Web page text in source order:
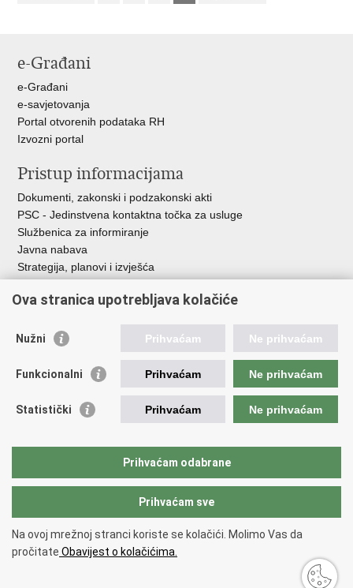
e-Građani
e-Građani
e-savjetovanja
Portal otvorenih podataka RH
Izvozni portal
Pristup informacijama
Dokumenti, zakonski i podzakonski akti
PSC - Jedinstvena kontaktna točka za usluge
Službenica za informiranje
Javna nabava
Strategija, planovi i izvješća
Korisne poveznice
Vlada RH
ASOO
CARNET
Copyright © 2026 Ministarstvo znanosti, obrazovanja i mladih.
korištenjaIzjava o pristupačnosti
Ova stranica upotrebljava kolačiće
Nužni Prihvaćam Ne prihvaćam
Funkcionalni Prihvaćam Ne prihvaćam
Statistički Prihvaćam Ne prihvaćam
Prihvaćam odabrane
Prihvaćam sve
Na ovoj mrežnoj stranci koriste se kolačići. Molimo Vas da
pročitate Obavijest o kolačićima.